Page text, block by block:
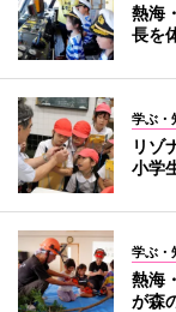
熱海
長を
学ぶ・
リゾ
小学
学ぶ・
熱海
が森